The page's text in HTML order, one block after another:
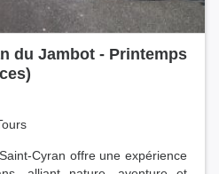
du Jambot - Printemps
Cyran offre une expérience